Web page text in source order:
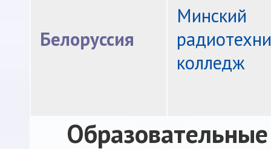
Белоруссия
Минский
колледж